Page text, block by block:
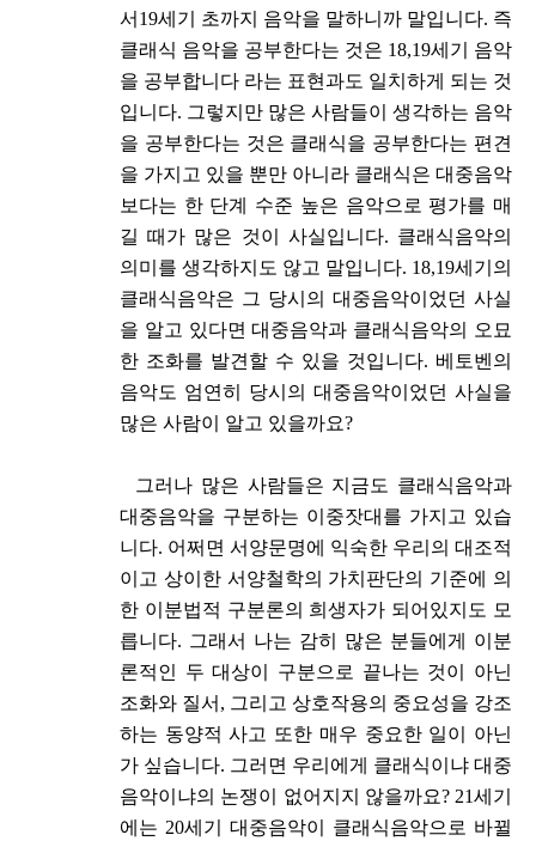
서19세기 초까지 음악을 말하니까 말입니다. 즉
클래식 음악을 공부한다는 것은 18,19세기 음악
을 공부합니다 라는 표현과도 일치하게 되는 것
입니다. 그렇지만 많은 사람들이 생각하는 음악
을 공부한다는 것은 클래식을 공부한다는 편견
을 가지고 있을 뿐만 아니라 클래식은 대중음악
보다는 한 단계 수준 높은 음악으로 평가를 매
길 때가 많은 것이 사실입니다. 클래식음악의
의미를 생각하지도 않고 말입니다. 18,19세기의
클래식음악은 그 당시의 대중음악이었던 사실
을 알고 있다면 대중음악과 클래식음악의 오묘
한 조화를 발견할 수 있을 것입니다. 베토벤의
음악도 엄연히 당시의 대중음악이었던 사실을
많은 사람이 알고 있을까요?
그러나 많은 사람들은 지금도 클래식음악과
대중음악을 구분하는 이중잣대를 가지고 있습
니다. 어쩌면 서양문명에 익숙한 우리의 대조적
이고 상이한 서양철학의 가치판단의 기준에 의
한 이분법적 구분론의 희생자가 되어있지도 모
릅니다. 그래서 나는 감히 많은 분들에게 이분
론적인 두 대상이 구분으로 끝나는 것이 아닌
조화와 질서, 그리고 상호작용의 중요성을 강조
하는 동양적 사고 또한 매우 중요한 일이 아닌
가 싶습니다. 그러면 우리에게 클래식이냐 대중
음악이냐의 논쟁이 없어지지 않을까요? 21세기
에는 20세기 대중음악이 클래식음악으로 바뀔